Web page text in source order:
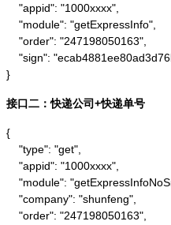
    "appid": "1000xxxx",
    "module": "getExpressInfo",
    "order": "247198050163",
"sign":
}
接口二：快递公司+快递单号
{
    "type": "get",
    "appid": "1000xxxx",
"module":
    "company": "shunfeng",
    "order": "247198050163",